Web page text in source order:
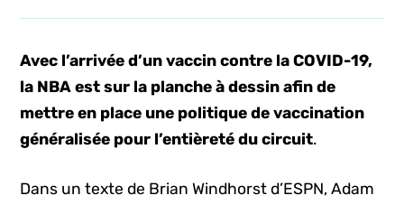
Avec l’arrivée d’un vaccin contre la COVID-19,
la NBA est sur la planche à dessin afin de
mettre en place une politique de vaccination
généralisée pour l’entièreté du circuit.
Dans un texte de Brian Windhorst d’ESPN, Adam